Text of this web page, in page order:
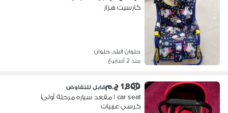
كارسيت هزاز
حلوان البلد، حلوان
منذ 2 أسابيع
1,800 ج.م قابل للتفاوض
car seat | مقعد سياره مرحلة أولى|
كرسي عربيات